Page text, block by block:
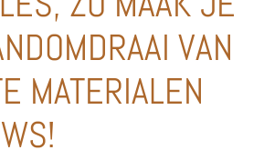
VAN
MATERIALEN